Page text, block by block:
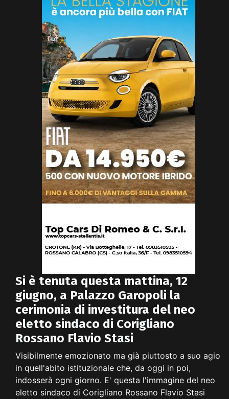
Si è tenuta questa mattina, 12
giugno, a Palazzo Garopoli la
cerimonia di investitura del neo
eletto sindaco di Corigliano
Rossano Flavio Stasi
Visibilmente emozionato ma già piuttosto a suo agio
in quell'abito istituzionale che, da oggi in poi,
indosserà ogni giorno. E' questa l'immagine del neo
eletto sindaco di Corigliano Rossano Flavio Stasi